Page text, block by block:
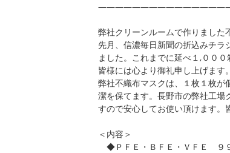
弊社クリーンルームで作りました
先月、信濃毎日新聞の折込みチラ
ました。これまでに延べ１,００
皆様には心より御礼申し上げます。
弊社不織布マスクは、１枚１枚
潔を保てます。長野市の弊社工場
すので安心してお使い頂けます。
＜内容＞
◆ＰＦＥ・ＢＦＥ・ＶＦＥ ９